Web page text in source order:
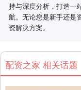
持与深度分析，打造一
航。无论您是新手还是
资解决方案。
配资之家 相关话题